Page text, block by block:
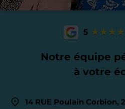
5
Notre équipe
à votre
14 RUE Poulain Corbion,